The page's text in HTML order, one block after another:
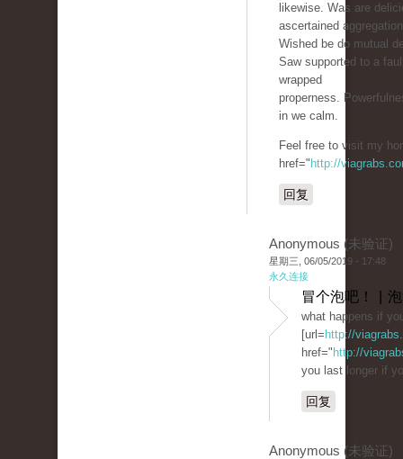
likewise. Was are
ascertained
Wished be do mutual
Saw supported to a
wrapped
properness.
in we calm.
Feel free to visit my
href=" http://
回复
Anonymous (未验证)
星期三, 06/05/2019 - 17:48
永久连接
冒个泡吧！ |
what happens if
[url= http://
href=" http://
you last longer if
回复
Anonymous (未验证)